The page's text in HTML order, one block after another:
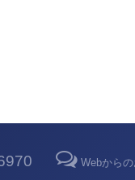
Webから